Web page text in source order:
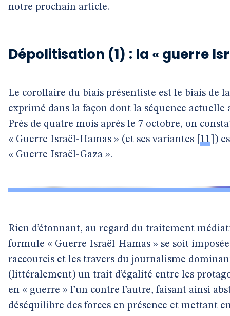
notre prochain article.
Dépolitisation (1) : la « guerre
Le corollaire du biais présentiste est le biais de
exprimé dans la façon dont la séquence actuelle
Près de quatre mois après le 7 octobre, on
« Guerre Israël-Hamas » (et ses variantes 11 )
« Guerre Israël-Gaza ».
Rien d’étonnant, au regard du traitement
formule « Guerre Israël-Hamas » se soit
raccourcis et les travers du journalisme
(littéralement) un trait d’égalité entre les
en « guerre » l’un contre l’autre, faisant ainsi
déséquilibre des forces en présence et mettant